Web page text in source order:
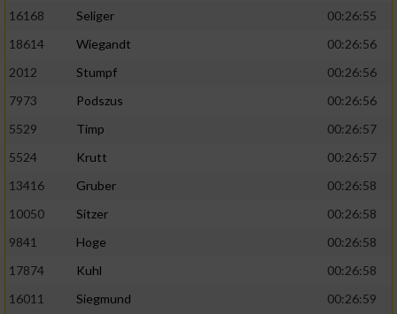
16168
Seliger
00:26:55
18614
Wiegandt
00:26:56
2012
Stumpf
00:26:56
7973
Podszus
00:26:56
5529
Timp
00:26:57
5524
Krutt
00:26:57
13416
Gruber
00:26:58
10050
Sitzer
00:26:58
9841
Hoge
00:26:58
17874
Kuhl
00:26:58
16011
Siegmund
00:26:59